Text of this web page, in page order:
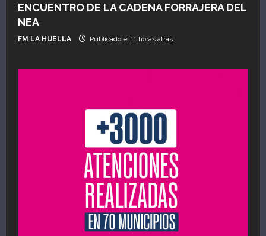
ENCUENTRO DE LA CADENA FORRAJERA DEL
NEA
FM LA HUELLA Publicado el 11 horas atrás